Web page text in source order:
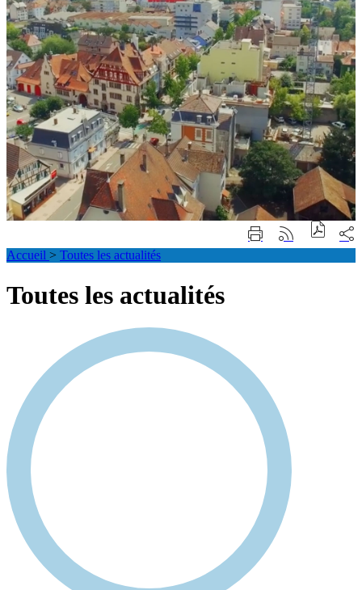
Accueil > Toutes les actualités
Toutes les actualités